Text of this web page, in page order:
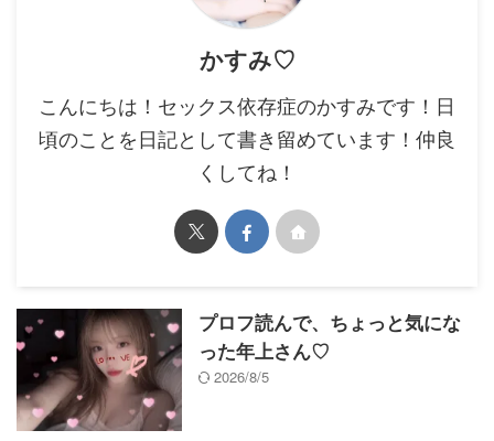
かすみ♡
こんにちは！セックス依存症のかすみです！日
頃のことを日記として書き留めています！仲良
くしてね！
プロフ読んで、ちょっと気にな
った年上さん♡
2026/8/5